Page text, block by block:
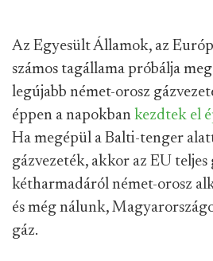
Az Egyesült Államok, az
számos tagállama próbálja
legújabb német-orosz
éppen a napokban kezdtek el
Ha megépül a Balti-tenger
gázvezeték, akkor az EU
kétharmadáról német-orosz
és még nálunk,
gáz.